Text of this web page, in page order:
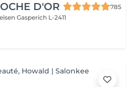
D'OR
785
Gasperich L-2411